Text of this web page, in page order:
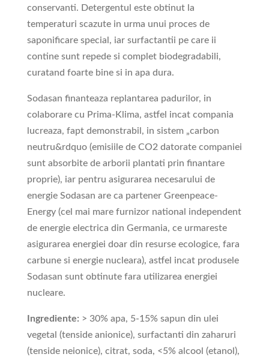
conservanti. Detergentul este obtinut la
temperaturi scazute in urma unui proces de
saponificare special, iar surfactantii pe care ii
contine sunt repede si complet biodegradabili,
curatand foarte bine si in apa dura.
Sodasan finanteaza replantarea padurilor, in
colaborare cu Prima-Klima, astfel incat compania
lucreaza, fapt demonstrabil, in sistem „carbon
neutru&rdquo (emisiile de CO2 datorate companiei
sunt absorbite de arborii plantati prin finantare
proprie), iar pentru asigurarea necesarului de
energie Sodasan are ca partener Greenpeace-
Energy (cel mai mare furnizor national independent
de energie electrica din Germania, ce urmareste
asigurarea energiei doar din resurse ecologice, fara
carbune si energie nucleara), astfel incat produsele
Sodasan sunt obtinute fara utilizarea energiei
nucleare.
Ingrediente: > 30% apa, 5-15% sapun din ulei
vegetal (tenside anionice), surfactanti din zaharuri
(tenside neionice), citrat, soda, <5% alcool (etanol),